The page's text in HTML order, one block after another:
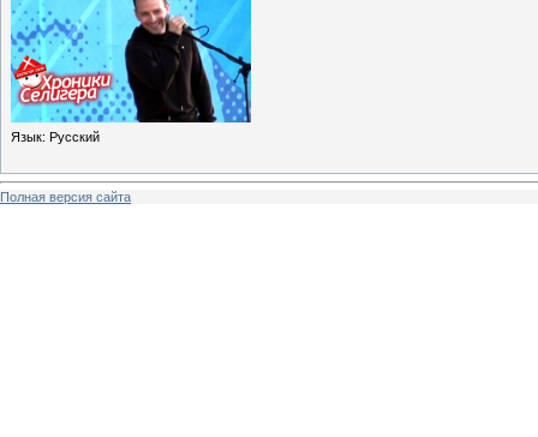
Язык: Русский
Полная версия сайта